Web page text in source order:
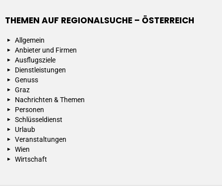
THEMEN AUF REGIONALSUCHE – ÖSTERREICH
Allgemein
Anbieter und Firmen
Ausflugsziele
Dienstleistungen
Genuss
Graz
Nachrichten & Themen
Personen
Schlüsseldienst
Urlaub
Veranstaltungen
Wien
Wirtschaft